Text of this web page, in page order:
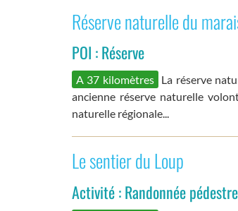
Réserve naturelle du
POI : Réserve
A 37 kilomètres La réserve
ancienne réserve naturelle
naturelle régionale...
Le sentier du Loup
Activité : Randonnée